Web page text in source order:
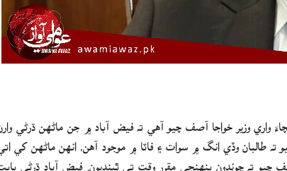
وزير خواجا آصف چيو آهي ته فيض آباد ۾ جن ماڻهن ڌرڻي وارن
طالبان وڏي انگ ۾ سوات ۽ فاٽا ۾ موجود آهن، انهن ماڻهن کي اتي
چيو ته چونڊون پنهنجي مقرر وقت تي ٿينديون. فيض آباد ڌرڻي بابت